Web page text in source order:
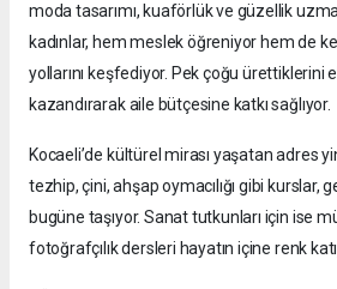
moda tasarımı, kuaförlük ve güzellik
kadınlar, hem meslek öğreniyor hem de
yollarını keşfediyor. Pek çoğu ürettiklerini
kazandırarak aile bütçesine katkı sağlıyor.
Kocaeli’de kültürel mirası yaşatan adres
tezhip, çini, ahşap oymacılığı gibi kurslar,
bugüne taşıyor. Sanat tutkunları için ise
fotoğrafçılık dersleri hayatın içine renk